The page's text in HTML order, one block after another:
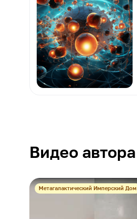
Видео автора
Метагалактический Имперский Дом